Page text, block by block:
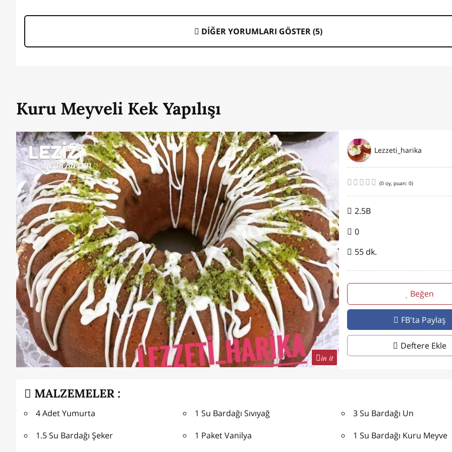
DİĞER YORUMLARI GÖSTER (5)
Kuru Meyveli Kek Yapılışı
in it
Lezzeti_harika
(0 oy, puan: 0)
2.5B
0
55 dk.
Beğen
FB'ta Paylaş
Deftere Ekle
MALZEMELER :
4 Adet Yumurta
1.5 Su Bardağı Şeker
1 Su Bardağı Sıvıyağ
1 Paket Vanilya
3 Su Bardağı Un
1 Su Bardağı Kuru Meyve